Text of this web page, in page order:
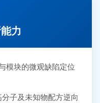
力
模块的微观缺陷定位
分子及未知物配方逆向